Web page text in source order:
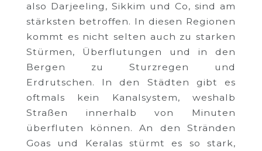
also Darjeeling, Sikkim und Co, sind am
stärksten betroffen. In diesen Regionen
kommt es nicht selten auch zu starken
Stürmen, Überflutungen und in den
Bergen zu Sturzregen und
Erdrutschen. In den Städten gibt es
oftmals kein Kanalsystem, weshalb
Straßen innerhalb von Minuten
überfluten können. An den Stränden
Goas und Keralas stürmt es so stark,